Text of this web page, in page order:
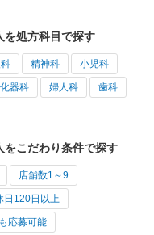
を処方科目で探す
精神科 小児科
器科 婦人科 歯科
をこだわり条件で探す
店舗数1～9
日120日以上
応募可能